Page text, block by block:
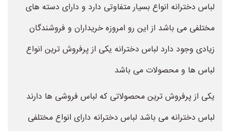
لباس دخترانه انواع بسیار متفاوتی دارد و دارای دسته های
مختلفی می باشد از این رو امروزه خریداران و فروشندگان
زیادی وجود دارد لباس دخترانه یکی از پرفروش ترین انواع
لباس ها و محصولات می باشد
یکی از پرفروش ترین محصولاتی که لباس فروشی ها دارند
لباس دخترانه می باشد لباس دخترانه دارای انواع مختلفی